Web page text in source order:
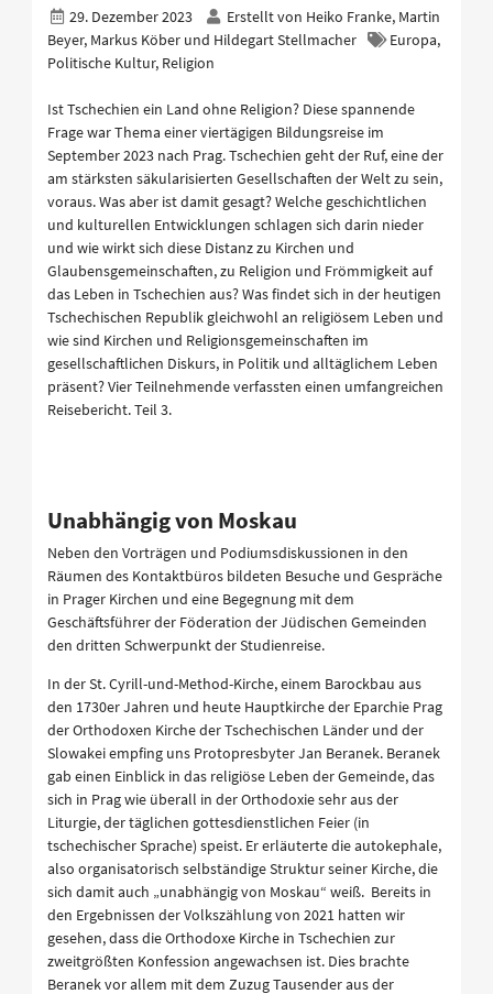
29. Dezember 2023 Erstellt von Heiko Franke, Martin
Beyer, Markus Köber und Hildegart Stellmacher
Europa,
Politische Kultur, Religion
Ist Tschechien ein Land ohne Religion? Diese spannende
Frage war Thema einer viertägigen Bildungsreise im
September 2023 nach Prag. Tschechien geht der Ruf, eine der
am stärksten säkularisierten Gesellschaften der Welt zu sein,
voraus. Was aber ist damit gesagt? Welche geschichtlichen
und kulturellen Entwicklungen schlagen sich darin nieder
und wie wirkt sich diese Distanz zu Kirchen und
Glaubensgemeinschaften, zu Religion und Frömmigkeit auf
das Leben in Tschechien aus? Was findet sich in der heutigen
Tschechischen Republik gleichwohl an religiösem Leben und
wie sind Kirchen und Religionsgemeinschaften im
gesellschaftlichen Diskurs, in Politik und alltäglichem Leben
präsent? Vier Teilnehmende verfassten einen umfangreichen
Reisebericht. Teil 3.
Unabhängig von Moskau
Neben den Vorträgen und Podiumsdiskussionen in den
Räumen des Kontaktbüros bildeten Besuche und Gespräche
in Prager Kirchen und eine Begegnung mit dem
Geschäftsführer der Föderation der Jüdischen Gemeinden
den dritten Schwerpunkt der Studienreise.
In der St. Cyrill-und-Method-Kirche, einem Barockbau aus
den 1730er Jahren und heute Hauptkirche der Eparchie Prag
der Orthodoxen Kirche der Tschechischen Länder und der
Slowakei empfing uns Protopresbyter Jan Beranek. Beranek
gab einen Einblick in das religiöse Leben der Gemeinde, das
sich in Prag wie überall in der Orthodoxie sehr aus der
Liturgie, der täglichen gottesdienstlichen Feier (in
tschechischer Sprache) speist. Er erläuterte die autokephale,
also organisatorisch selbständige Struktur seiner Kirche, die
sich damit auch „unabhängig von Moskau“ weiß. Bereits in
den Ergebnissen der Volkszählung von 2021 hatten wir
gesehen, dass die Orthodoxe Kirche in Tschechien zur
zweitgrößten Konfession angewachsen ist. Dies brachte
Beranek vor allem mit dem Zuzug Tausender aus der